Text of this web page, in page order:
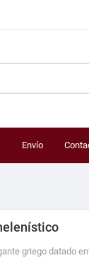
Envío
griego datado